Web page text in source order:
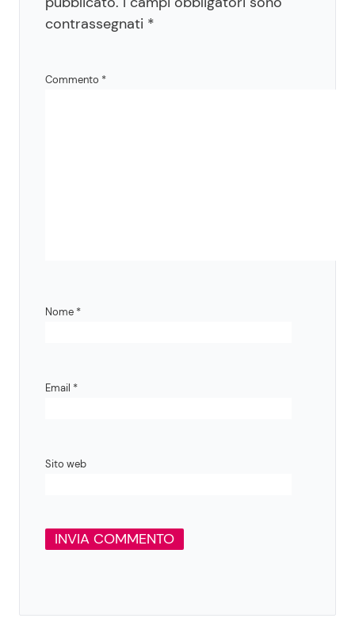
contrassegnati *
Commento *
Nome *
Email *
Sito web